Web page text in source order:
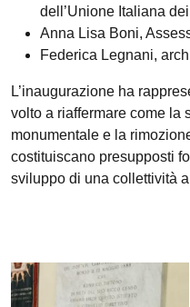
dell’Unione Italiana
Anna Lisa Boni,
Federica Legnani,
L’inaugurazione ha
volto a riaffermare come la
monumentale e la
costituiscano presupposti
sviluppo di una collettività